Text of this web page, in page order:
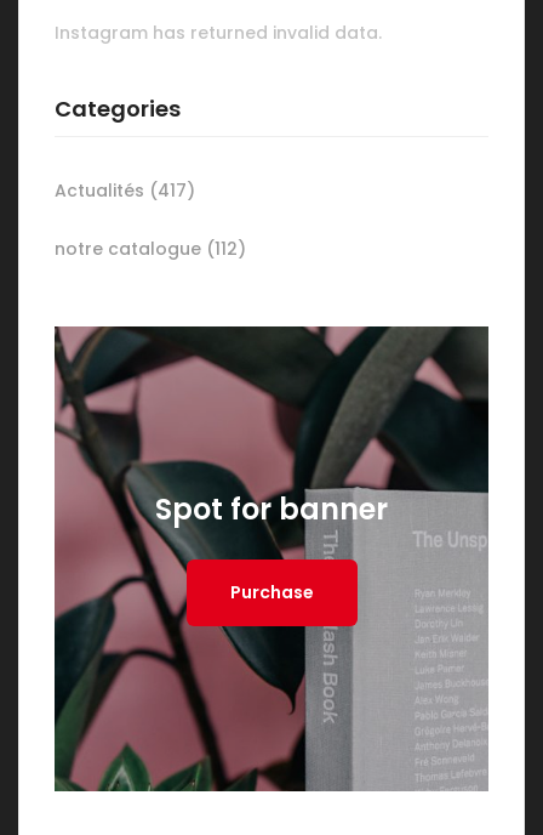
Instagram has returned invalid data.
Categories
Actualités (417)
notre catalogue (112)
Spot for banner
Purchase